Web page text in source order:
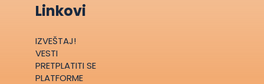
Linkovi
IZVEŠTAJ!
VESTI
PRETPLATITI SE
PLATFORME